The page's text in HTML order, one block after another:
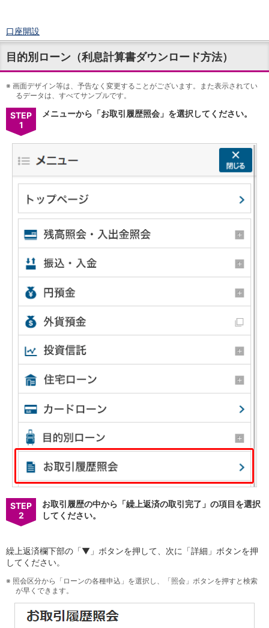
口座開設
ログイン
チャット
メニュー
商品・サービス
預金
円預金TOP
普通預金
積立式定期預金
外貨預金TOP
外貨定期預金
外貨普通預金積立
資産運用
投資信託
TOP
証券口座開設
投信つみたて
金銭信託
金銭信託のしくみ
取扱商品一覧
iDeCo・国民年金基金
国民年金基金
ロボアドバイザークラウドファンディングTOP
WealthNavi for イオン銀行（ロボアドバイザー）
funds
まいクラウドファンディング
ローン
住宅ローン
新規お借入れの方
お借換えの方
フラット35
リ・バース60
カードローン
目的別ローン
目的別ローンマイページ
保険TOP
個人年金保険
医療保険
がん保険
認知症保険
目的別ローン（利息計算書ダウンロード方法）
※ 画面デザイン等は、予告なく変更することがございます。また表示されてい
るデータは、すべてサンプルです。
STEP
1
メニューから「お取引履歴照会」を選択してください。
STEP
2
お取引履歴の中から「繰上返済の取引完了」の項目を選択
してください。
繰上返済欄下部の「▼」ボタンを押して、次に「詳細」ボタンを押
してください。
※ 照会区分から「ローンの各種申込」を選択し、「照会」ボタンを押すと検索
が早くできます。